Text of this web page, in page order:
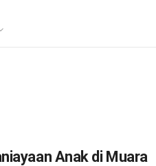
Anak di Muara